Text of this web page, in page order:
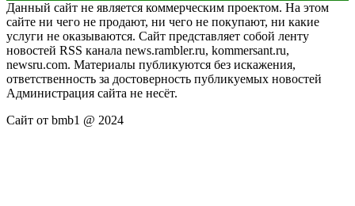
Данный сайт не является коммерческим проектом. На этом
сайте ни чего не продают, ни чего не покупают, ни какие
услуги не оказываются. Сайт представляет собой ленту
новостей RSS канала news.rambler.ru, kommersant.ru,
newsru.com. Материалы публикуются без искажения,
ответственность за достоверность публикуемых новостей
Администрация сайта не несёт.
Сайт от bmb1 @ 2024